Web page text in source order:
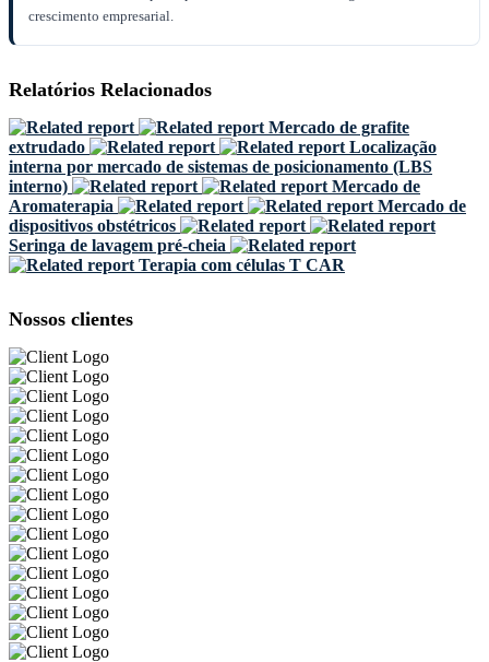
crescimento empresarial.
Relatórios Relacionados
Mercado de grafite
extrudado
Localização
interna por mercado de sistemas de posicionamento (LBS
interno)
Mercado de
Aromaterapia
Mercado de
dispositivos obstétricos
Seringa de lavagem pré-cheia
Terapia com células T CAR
Nossos clientes